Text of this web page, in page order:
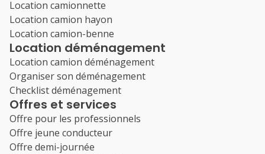
Location camionnette
Location camion hayon
Location camion-benne
Location déménagement
Location camion déménagement
Organiser son déménagement
Checklist déménagement
Offres et services
Offre pour les professionnels
Offre jeune conducteur
Offre demi-journée